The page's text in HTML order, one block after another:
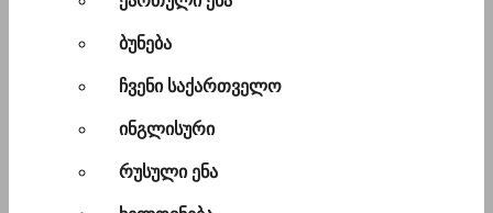
ბუნება
ჩვენი საქართველო
ინგლისური
რუსული ენა